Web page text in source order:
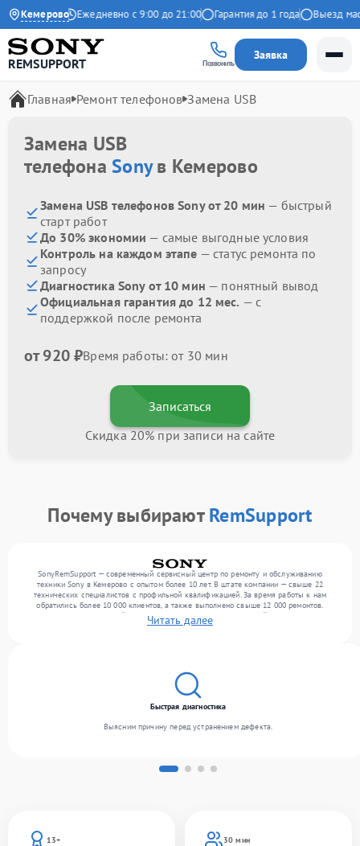
Кемерово
на Яндекс Ежедневно с 9:00 до 21:00 Гарантия до 1 года Выезд
REMSUPPORT Позвонить
Заявка
Главная Ремонт телефонов Замена USB
Замена USB
телефонаSonyв Кемерово
Замена USB телефонов Sony от 20 мин — быстрый
старт работ
До 30% экономии — самые выгодные условия
Контроль на каждом этапе — статус ремонта по
запросу
Диагностика Sony от 10 мин — понятный вывод
Официальная гарантия до 12 мес. — с
поддержкой после ремонта
от 920 ₽Время работы: от 30 мин
Записаться
Скидка 20% при записи на сайте
Почему выбираютRemSupport
SonyRemSupport — современный сервисный центр по ремонту и обслуживанию
техники Sony в Кемерово с опытом более 10 лет. В штате компании — свыше 22
технических специалистов с профильной квалификацией. За время работы к нам
обратились более 10 000 клиентов, а также выполнено свыше 12 000 ремонтов.
Ежемесячно в сервисный центр поступает более 300 обращений, включая , , . Мы
выполняем ремонт различного уровня сложности и обеспечиваем надежный
Читать далее
13+
30 мин
Быстрая диагностика
Выясним причину перед устранением дефекта.